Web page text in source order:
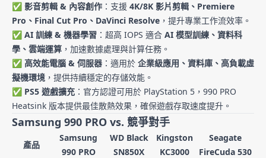
✅ 影音剪輯 & 內容創作 ：支援 4K/8K 影片剪輯、Premiere
Pro、Final Cut Pro、DaVinci Resolve ，提升專業工作流效率。
✅ AI 訓練 & 機器學習 ：超高 IOPS 適合 AI 模型訓練、資料科
學、雲端運算 ，加速數據處理與計算任務。
✅ 高效能電腦 & 伺服器 ：適用於 企業級應用、資料庫、高負載虛
擬機環境 ，提供持續穩定的存儲效能。
✅ PS5 遊戲擴充 ：官方認證可用於 PlayStation 5，990 PRO
Heatsink 版本提供最佳散熱效果，確保遊戲存取速度提升。
Samsung 990 PRO vs. 競爭對手
產品
Samsung
990 PRO
WD Black
SN850X
Kingston
KC3000
Seagate
FireCuda 530